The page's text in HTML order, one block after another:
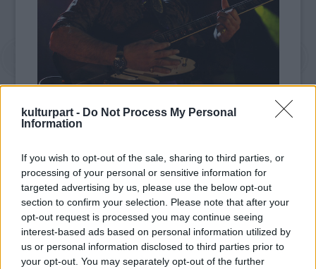
kulturpart - Do Not Process My Personal
Information
If you wish to opt-out of the sale, sharing to third parties, or
processing of your personal or sensitive information for
targeted advertising by us, please use the below opt-out
section to confirm your selection. Please note that after your
opt-out request is processed you may continue seeing
interest-based ads based on personal information utilized by
us or personal information disclosed to third parties prior to
your opt-out. You may separately opt-out of the further
fotó: musicradar.com
Seagal korábban a ma élő egyik legnagyobb
vezetőnek, és barátjának nevezte az orosz
elnököt. Kapcsolatukat szorosra fűzte Putyin
fitness-kampánya, melyhez Seagal arcát adta.
Az észt külügyminiszter egy közleményben
megfogalmazta, szerették volna a zenész és
a színészt látni a hírességben, az utóbbi